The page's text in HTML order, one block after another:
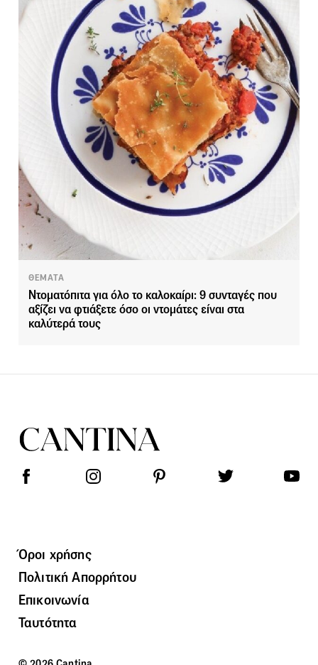
ΘΕΜΑΤΑ
Ντοματόπιτα για όλο το καλοκαίρι: 9 συνταγές που
αξίζει να φτιάξετε όσο οι ντομάτες είναι στα
καλύτερά τους
Όροι χρήσης
Πολιτική Απορρήτου
Επικοινωνία
Ταυτότητα